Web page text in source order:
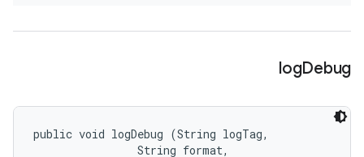
logDebug
public void logDebug (String logTag,
                String format,